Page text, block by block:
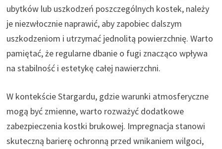
ubytków lub uszkodzeń poszczególnych kostek, należy
je niezwłocznie naprawić, aby zapobiec dalszym
uszkodzeniom i utrzymać jednolitą powierzchnię. Warto
pamiętać, że regularne dbanie o fugi znacząco wpływa
na stabilność i estetykę całej nawierzchni.
W kontekście Stargardu, gdzie warunki atmosferyczne
mogą być zmienne, warto rozważyć dodatkowe
zabezpieczenia kostki brukowej. Impregnacja stanowi
skuteczną barierę ochronną przed wnikaniem wilgoci,